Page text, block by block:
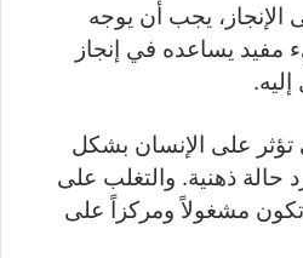
الإنجاز، يجب أن يوجه
مفيد يساعده في إنجاز
تؤثر على الإنسان بشكل
ذهنية. والتغلب على
مشغولاً ومركزاً على